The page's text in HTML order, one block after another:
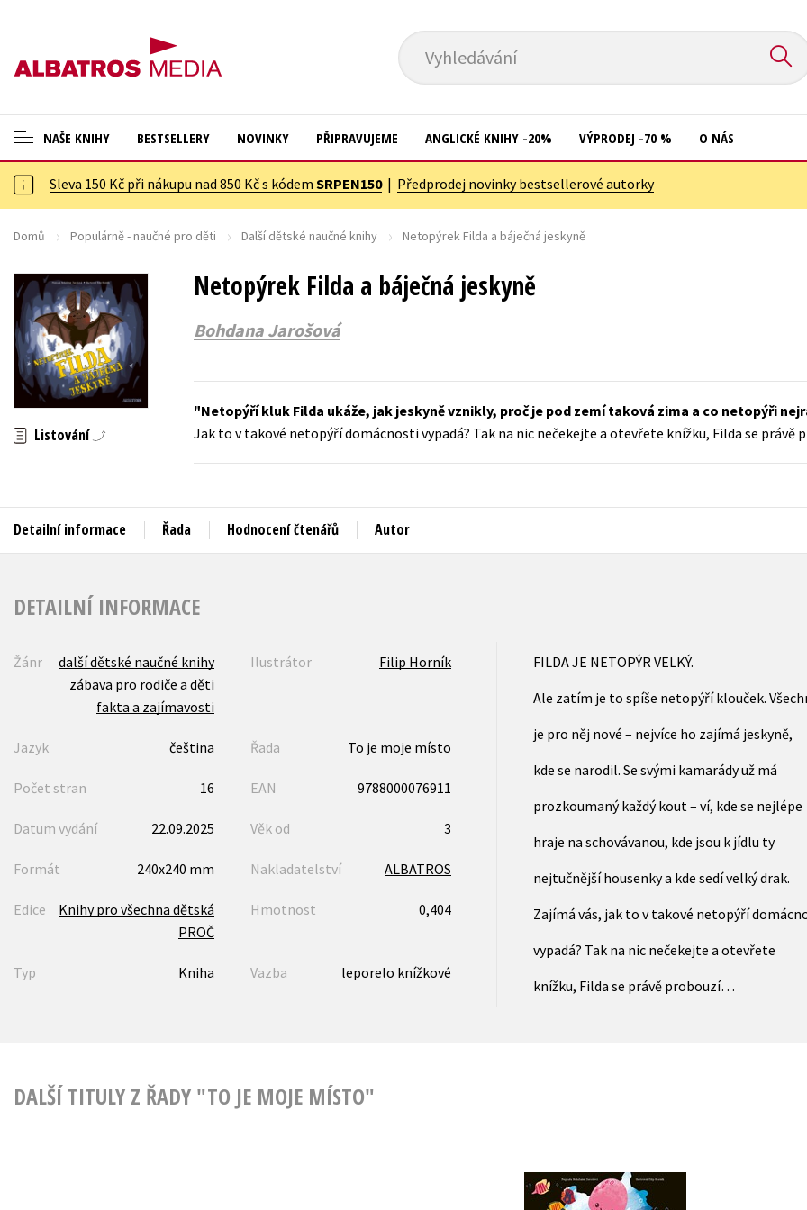
Vyhledávání
NAŠE KNIHY
ANGLICKÉ KNIHY -20 %
VÝPRODEJ -70 %
ASTERIX S DÁRKEM
🎁DÁRKOVÉ PUBLIKACE
✉️ DÁRKOVÉ POUKAZY
Auto - moto
Beletrie pro děti
Byznys a ekonomie
Cestování
Dárkové publikace
Digitální fotografie
Esoterika a duchovní svět
Hobby
Jazyky
Kalendáře
Kariéra a osobní rozvoj
Komiks
Kuchařky
New Adult
Ostatní
Populárně - naučná pro dospělé
Populárně - naučné pro děti
Příroda a zahrada
Young adult (SK)
Zahraniční literatura
Zdraví a životní styl
BESTSELLERY NOVINKY PŘIPRAVUJEME ANGLICKÉ KNIHY -20% VÝPRODEJ -70 % O NÁS
Sleva 150 Kč při nákupu nad 850 Kč s kódem SRPEN150| Předprodej novinky bestsellerové autorky
Domů Populárně - naučné pro děti Další dětské naučné knihy Netopýrek Filda a báječná jeskyně
Netopýrek Filda a báječná jeskyně
Bohdana Jarošová
Listování
Netopýří kluk Filda ukáže, jak jeskyně vznikly, proč je pod zemí taková zima a co netopýři
Jak to v takové netopýří domácnosti vypadá? Tak na nic nečekejte a otevřete knížku, Filda se
Detailní informace Řada Hodnocení čtenářů Autor
DETAILNÍ INFORMACE
Žánr
další dětské naučné knihy
zábava pro rodiče a děti
fakta a zajímavosti
Ilustrátor Filip Horník
Jazyk čeština Řada To je moje místo
Počet stran 16 EAN 9788000076911
Datum vydání 22.09.2025 Věk od 3
Formát 240x240 mm Nakladatelství ALBATROS
Edice
Knihy pro všechna dětská
PROČ
Hmotnost 0,404
Typ Kniha Vazba leporelo knížkové
FILDA JE NETOPÝR VELKÝ.
Ale zatím je to spíše netopýří klouček.
je pro něj nové – nejvíce ho zajímá jeskyně,
kde se narodil. Se svými kamarády už má
prozkoumaný každý kout – ví, kde se nejlépe
hraje na schovávanou, kde jsou k jídlu ty
nejtučnější housenky a kde sedí velký drak.
Zajímá vás, jak to v takové netopýří
vypadá? Tak na nic nečekejte a otevřete
knížku, Filda se právě probouzí…
DALŠÍ TITULY Z ŘADY "TO JE MOJE MÍSTO"
Chobotnička Rozárka a